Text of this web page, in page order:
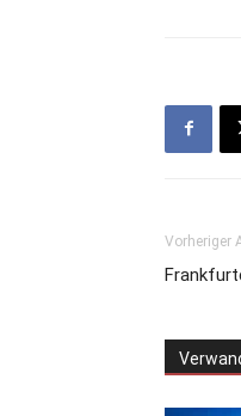
Vorheriger